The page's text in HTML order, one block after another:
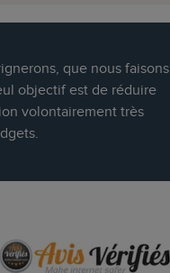
que nous faisons
objectif est de réduire
volontairement très